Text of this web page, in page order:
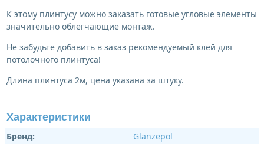
К этому плинтусу можно заказать готовые угловые элементы
значительно облегчающие монтаж.
Не забудьте добавить в заказ рекомендуемый клей для
потолочного плинтуса!
Длина плинтуса 2м, цена указана за штуку.
Характеристики
Бренд:
Glanzepol